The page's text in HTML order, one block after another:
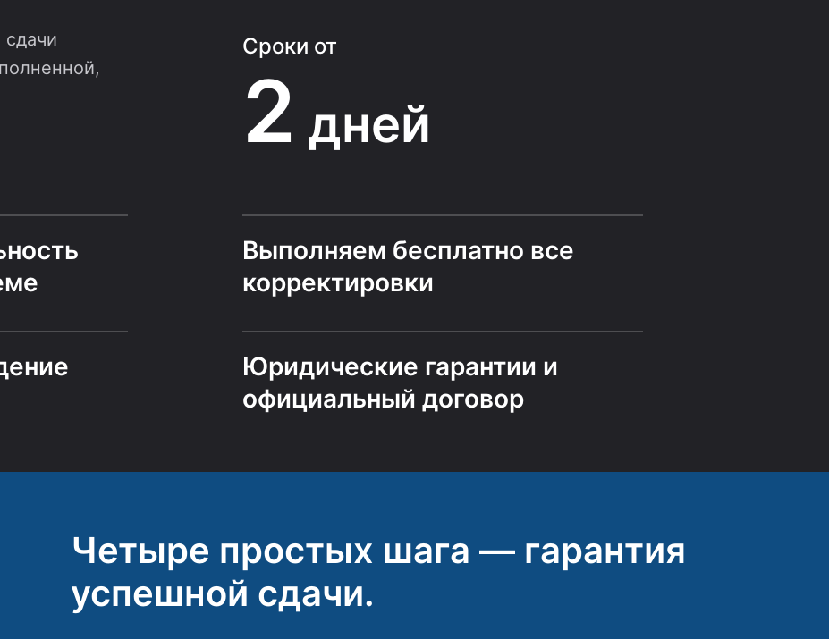
Сроки от
2 дней
Выполняем бесплатно все
корректировки
Юридические гарантии и
официальный договор
Четыре простых шага — гарантия
успешной сдачи.